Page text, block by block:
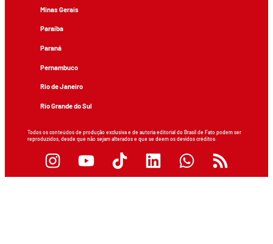
Minas Gerais
Paraíba
Paraná
Pernambuco
Rio de Janeiro
Rio Grande do Sul
Todos os conteúdos de produção exclusiva e de autoria editorial do Brasil de Fato podem ser
reproduzidos, desde que não sejam alterados e que se deem os devidos créditos.